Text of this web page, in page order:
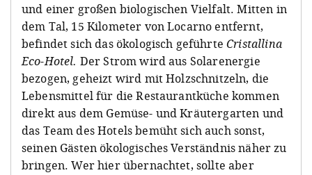
und einer großen biologischen Vielfalt. Mitten in
dem Tal, 15 Kilometer von Locarno entfernt,
befindet sich das ökologisch geführteCristallina
Eco-Hotel. Der Strom wird aus Solarenergie
bezogen, geheizt wird mit Holzschnitzeln, die
Lebensmittel für die Restaurantküche kommen
direkt aus dem Gemüse- und Kräutergarten und
das Team des Hotels bemüht sich auch sonst,
seinen Gästen ökologisches Verständnis näher zu
bringen. Wer hier übernachtet, sollte aber